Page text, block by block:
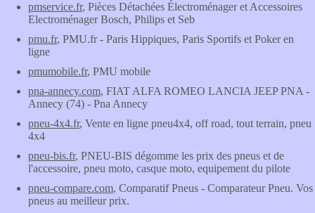
pmservice.fr, Pièces Détachées Électroménager et Accessoires
Electroménager Bosch, Philips et Seb
pmu.fr, PMU.fr - Paris Hippiques, Paris Sportifs et Poker en
ligne
pmumobile.fr, PMU mobile
pna-annecy.com, FIAT ALFA ROMEO LANCIA JEEP PNA -
Annecy (74) - Pna Annecy
pneu-4x4.fr, Vente en ligne pneu4x4, off road, tout terrain, pneu
4x4
pneu-bis.fr, PNEU-BIS dégomme les prix des pneus et de
l'accessoire, pneu moto, casque moto, equipement du pilote
pneu-compare.com, Comparatif Pneus - Comparateur Pneu. Vos
pneus au meilleur prix.